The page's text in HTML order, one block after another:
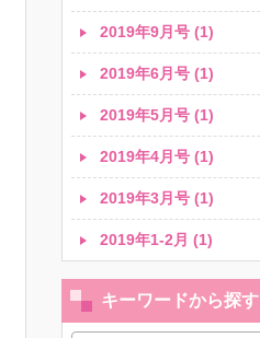
2019年9月号 (1)
2019年6月号 (1)
2019年5月号 (1)
2019年4月号 (1)
2019年3月号 (1)
2019年1-2月 (1)
キーワードから探す